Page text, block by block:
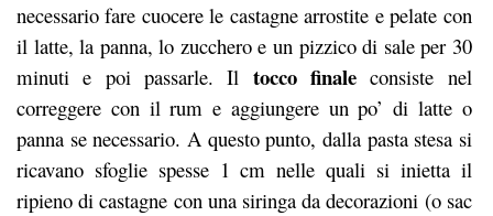
necessario fare cuocere le castagne arrostite e pelate con
il latte, la panna, lo zucchero e un pizzico di sale per 30
minuti e poi passarle. Il tocco finale consiste nel
correggere con il rum e aggiungere un po’ di latte o
panna se necessario. A questo punto, dalla pasta stesa si
ricavano sfoglie spesse 1 cm nelle quali si inietta il
ripieno di castagne con una siringa da decorazioni (o sac